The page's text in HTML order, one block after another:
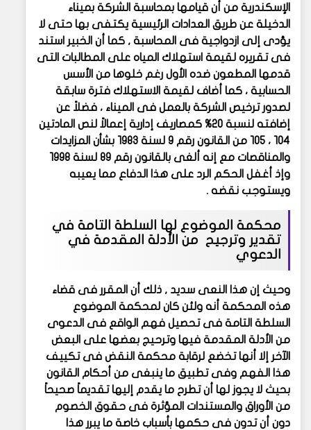
الإسكندرية من أن قيامها بمحاسبة الشركة بميناء
الدخيلة عن طريق العدادات الرئيسية يكتفى بها حتى لا
يؤدى إلى ازدواجية فى المحاسبة , كما أن الخبير استند
فى تقريره لقيمة استهلاك المياه على المطالبات التى
قدمها المطعون ضده الأول رغم خلوها من الأسس
الحسابية ، كما أضاف لقيمة الاستهلاك فترة سابقة
لصدور ترخيص الشركة بالعمل فى الميناء ، فضلاً عن
إضافته لنسبة ٢٠% كمصاريف إدارية إعمالاً لنص المادتين
١٠٤ ، ١٠٥ من القانون رقم ٩ لسنة ١٩٨٣ بشأن المزايدات
والمناقصات مع إنه ألغى بالقانون رقم ٨٩ لسنة ١٩٩٨
وإذ أغفل الحكم الرد على هذا الدفاع مما يعيبه
ويستوجب نقضه .
محكمة الموضوع لها السلطة التامة في
تقدير وترجيح من الأدلة المقدمة في
الدعوي
وحيث إن هذا النعى سديد , ذلك أن المقرر فى قضاء
هذه المحكمة أنه ولئن كان لمحكمة الموضوع
السلطة التامة فى تحصيل فهم الواقع فى الدعوى
من الأدلة المقدمة فيها وترحيج بعضها على البعض
الآخر إلا أنها تخضع لرقابة محكمة النقض فى تكييف
هذا الفهم وفى تطبيق ما ينبغى من أحكام القانون
بحيث لا يجوز لها أن تطرح ما يقدم إليها تقديماً صحيحاً
من الأوراق والمستندات المؤثرة فى حقوق الخصوم
دون أن تدون فى حكمها بأسباب خاصة ما يبرر هذا